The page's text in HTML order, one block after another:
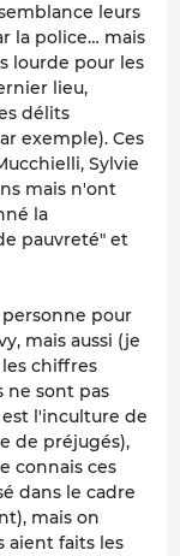
leurs
la police… mais
lourde pour les
lieu,
délits
exemple). Ces
Sylvie
mais n'ont
la
pauvreté" et
pour
mais aussi (je
chiffres
ne sont pas
l'inculture de
de préjugés),
connais ces
dans le cadre
mais on
aient faits les